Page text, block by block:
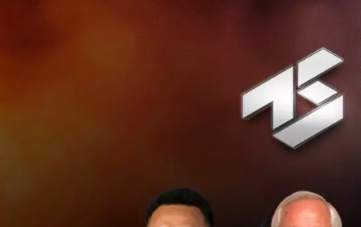
บาทใน 3 ปี กับ 3
วางระบบด้านเท
ระบบคลาว
(Hyper and